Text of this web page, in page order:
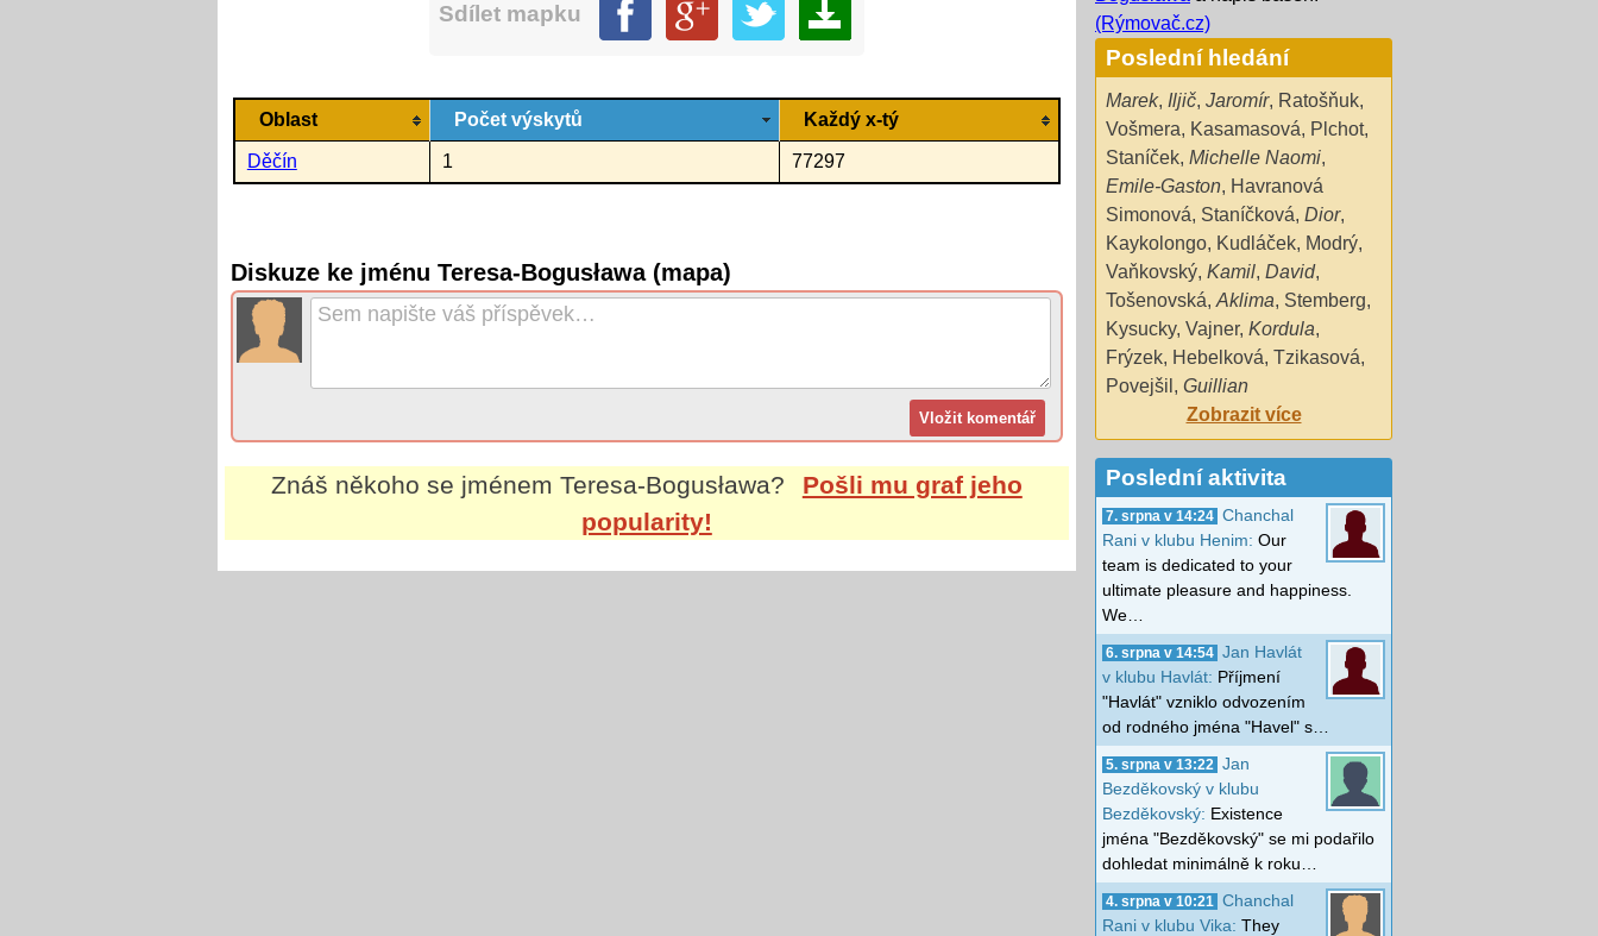
Sdílet mapku
Oblast Počet výskytů Každý x-tý
Děčín 1 77297
Diskuze ke jménu Teresa-Bogusława (mapa)
Znáš někoho se jménem Teresa-Bogusława?
Pošli mu graf jeho
popularity!
(Rýmovač.cz)
Poslední hledání
Marek, Iljič, Jaromír, Ratošňuk,
Vošmera, Kasamasová, Plchot,
Staníček, Michelle Naomi,
Emile-Gaston, Havranová
Simonová, Staníčková, Dior,
Kaykolongo, Kudláček, Modrý,
Vaňkovský, Kamil, David,
Tošenovská, Aklima, Stemberg,
Kysucky, Vajner, Kordula,
Frýzek, Hebelková, Tzikasová,
Povejšil , Guillian
Zobrazit více
Poslední aktivita
7. srpna v 14:24 Chanchal
Rani v klubu Henim: Our
team is dedicated to your
ultimate pleasure and happiness.
We…
6. srpna v 14:54 Jan Havlát
v klubu Havlát: Příjmení
"Havlát" vzniklo odvozením
od rodného jména "Havel" s…
5. srpna v 13:22
Jan
Bezděkovský v klubu
Bezděkovský: Existence
jména "Bezděkovský" se mi podařilo
dohledat minimálně k roku…
4. srpna v 10:21
Chanchal
Rani v klubu Vika: They